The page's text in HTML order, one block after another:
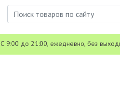
С 9:00 до 21:00, ежедневно, без